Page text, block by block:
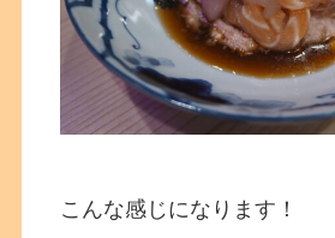
こんな感じになります！